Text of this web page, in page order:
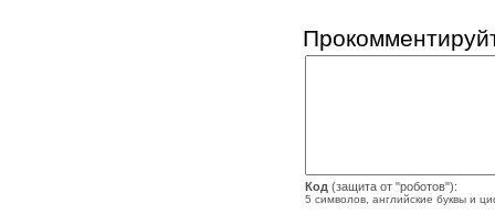
Код (защита от "роботов"):
5 символов, английские буквы и